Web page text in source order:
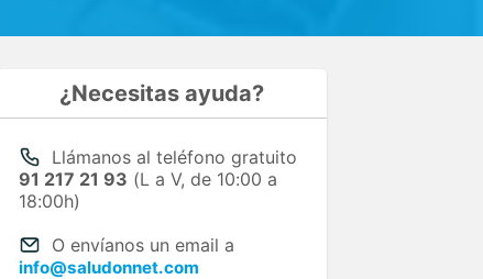
¿Necesitas ayuda?
Llámanos al teléfono gratuito
91 217 21 93 (L a V, de 10:00 a
18:00h)
O envíanos un email a
info@saludonnet.com